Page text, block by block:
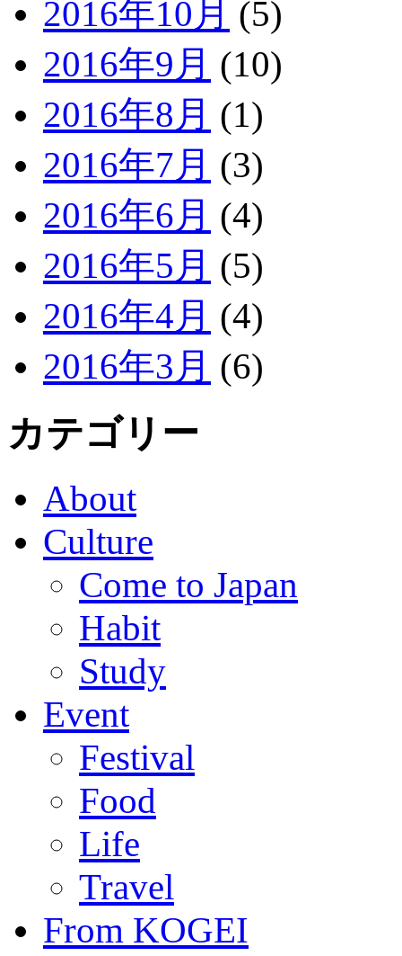
2016年10月 (5)
2016年9月 (10)
2016年8月 (1)
2016年7月 (3)
2016年6月 (4)
2016年5月 (5)
2016年4月 (4)
2016年3月 (6)
カテゴリー
About
Culture
Come to Japan
Habit
Study
Event
Festival
Food
Life
Travel
From KOGEI